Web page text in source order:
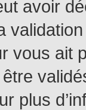
avoir
vous ait
plus